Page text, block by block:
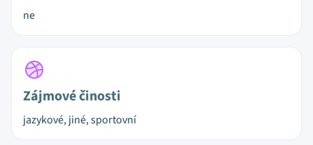
ne
Zájmové činosti
jazykové, jiné, sportovní